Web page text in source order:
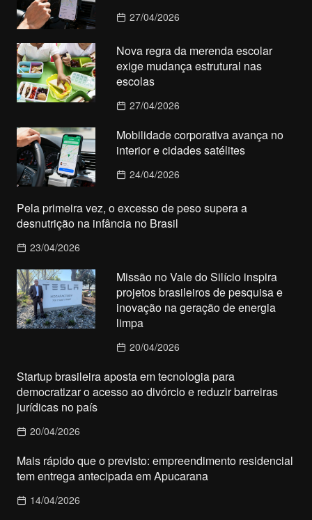
27/04/2026
Nova regra da merenda escolar
exige mudança estrutural nas
escolas
27/04/2026
Mobilidade corporativa avança no
interior e cidades satélites
24/04/2026
Pela primeira vez, o excesso de peso supera a
desnutrição na infância no Brasil
23/04/2026
Missão no Vale do Silício inspira
projetos brasileiros de pesquisa e
inovação na geração de energia
limpa
20/04/2026
Startup brasileira aposta em tecnologia para
democratizar o acesso ao divórcio e reduzir barreiras
jurídicas no país
20/04/2026
Mais rápido que o previsto: empreendimento residencial
tem entrega antecipada em Apucarana
14/04/2026